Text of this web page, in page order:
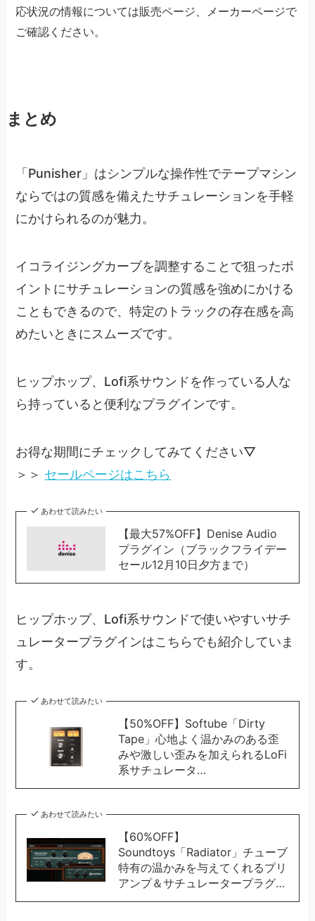
応状況の情報については販売ページ、メーカーページで
ご確認ください。
まとめ
「Punisher」はシンプルな操作性でテープマシン
ならではの質感を備えたサチュレーションを手軽
にかけられるのが魅力。
イコライジングカーブを調整することで狙ったポ
イントにサチュレーションの質感を強めにかける
こともできるので、特定のトラックの存在感を高
めたいときにスムーズです。
ヒップホップ、Lofi系サウンドを作っている人な
ら持っていると便利なプラグインです。
お得な期間にチェックしてみてください▽
＞＞ セールページはこちら
あわせて読みたい
【最大57%OFF】Denise Audio
プラグイン（ブラックフライデー
セール12月10日夕方まで）
ヒップホップ、Lofi系サウンドで使いやすいサチ
ュレータープラグインはこちらでも紹介していま
す。
あわせて読みたい
【50%OFF】Softube「Dirty
Tape」心地よく温かみのある歪
みや激しい歪みを加えられるLoFi
系サチュレータ…
あわせて読みたい
【60%OFF】
Soundtoys「Radiator」チューブ
特有の温かみを与えてくれるプリ
アンプ＆サチュレータープラグ…